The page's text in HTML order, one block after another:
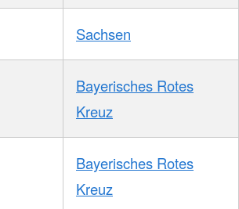
Sachsen
Bayerisches Rotes
Kreuz
Bayerisches Rotes
Kreuz